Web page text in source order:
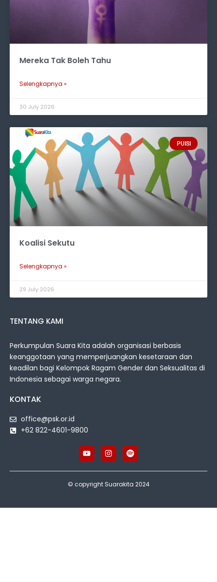
Mereka Tak Boleh Tahu
Selengkapnya »
30 July 2026
PUISI
Koalisi Sekutu
Selengkapnya »
29 July 2026
TENTANG KAMI
Perkumpulan Suara Kita adalah organisasi berbasis
keanggotaan yang memperjuangkan kesetaraan dan
keadilan bagi Kelompok Ragam Gender dan Seksualitas di
Indonesia sebagai warga negara.
KONTAK
office@psk.or.id
+62 822-4601-9800
© copyright Suarakita 2024